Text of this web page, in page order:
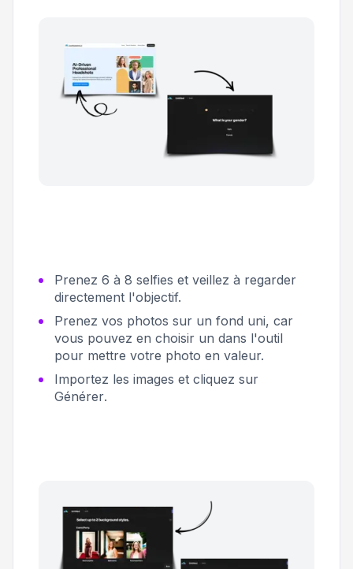
Prenez 6 à 8 selfies et veillez à regarder
directement l'objectif.
Prenez vos photos sur un fond uni, car
vous pouvez en choisir un dans l'outil
pour mettre votre photo en valeur.
Importez les images et cliquez sur
Générer.